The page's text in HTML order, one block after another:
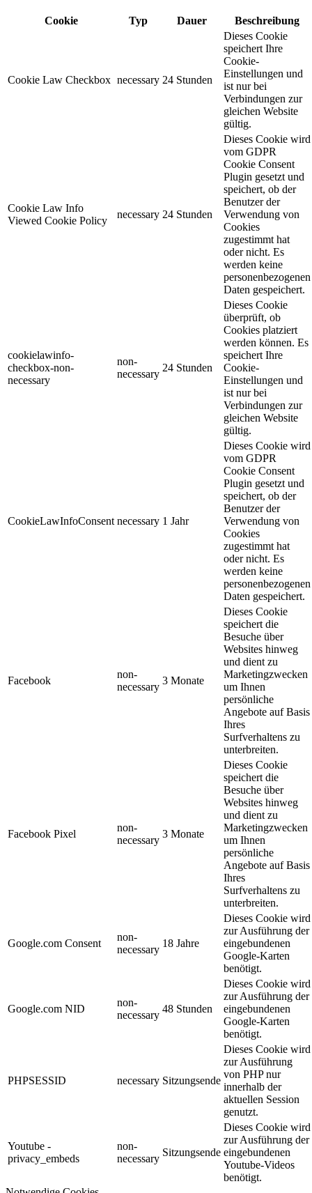
Cookie Typ Dauer Beschreibung
Cookie Law Checkbox necessary 24 Stunden
Dieses Cookie
speichert Ihre
Cookie-
Einstellungen und
ist nur bei
Verbindungen zur
gleichen Website
gültig.
Cookie Law Info
Viewed Cookie Policy
necessary 24 Stunden
Dieses Cookie wird
vom GDPR
Cookie Consent
Plugin gesetzt und
speichert, ob der
Benutzer der
Verwendung von
Cookies
zugestimmt hat
oder nicht. Es
werden keine
personenbezogenen
Daten gespeichert.
cookielawinfo-
checkbox-non-
necessary
non-
necessary
24 Stunden
Dieses Cookie
überprüft, ob
Cookies platziert
werden können. Es
speichert Ihre
Cookie-
Einstellungen und
ist nur bei
Verbindungen zur
gleichen Website
gültig.
CookieLawInfoConsent necessary 1 Jahr
Dieses Cookie wird
vom GDPR
Cookie Consent
Plugin gesetzt und
speichert, ob der
Benutzer der
Verwendung von
Cookies
zugestimmt hat
oder nicht. Es
werden keine
personenbezogenen
Daten gespeichert.
Facebook
non-
necessary
3 Monate
Dieses Cookie
speichert die
Besuche über
Websites hinweg
und dient zu
Marketingzwecken
um Ihnen
persönliche
Angebote auf Basis
Ihres
Surfverhaltens zu
unterbreiten.
Facebook Pixel
non-
necessary
3 Monate
Dieses Cookie
speichert die
Besuche über
Websites hinweg
und dient zu
Marketingzwecken
um Ihnen
persönliche
Angebote auf Basis
Ihres
Surfverhaltens zu
unterbreiten.
Google.com Consent
non-
necessary
18 Jahre
Dieses Cookie wird
zur Ausführung der
eingebundenen
Google-Karten
benötigt.
Google.com NID
non-
necessary
48 Stunden
Dieses Cookie wird
zur Ausführung der
eingebundenen
Google-Karten
benötigt.
PHPSESSID necessary Sitzungsende
Dieses Cookie wird
zur Ausführung
von PHP nur
innerhalb der
aktuellen Session
genutzt.
Youtube -
privacy_embeds
non-
necessary
Sitzungsende
Dieses Cookie wird
zur Ausführung der
eingebundenen
Youtube-Videos
benötigt.